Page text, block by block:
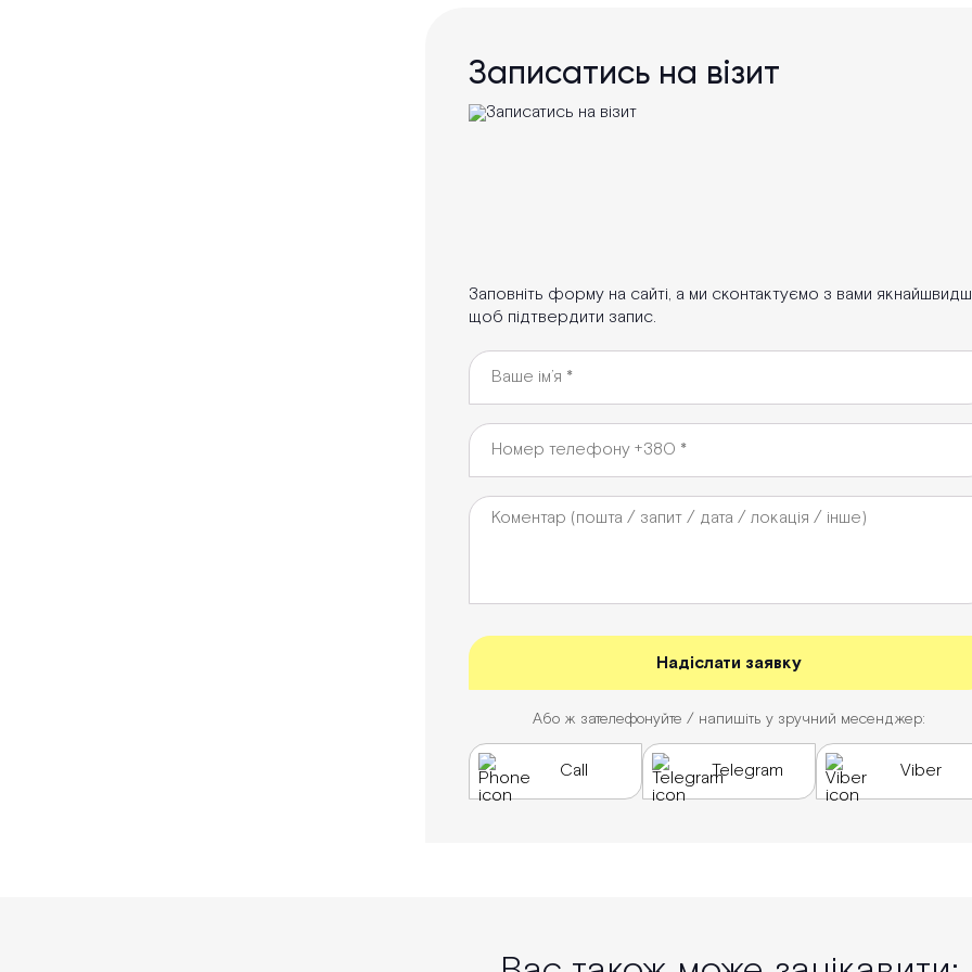
Записатись на візит
Заповніть форму на сайті, а ми сконтактуємо з вами
щоб підтвердити запис.
Або ж зателефонуйте / напишіть у зручний месенджер:
Call Telegram Viber